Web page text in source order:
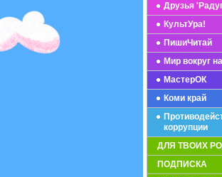
Друзья
КультУра!
ПишиЧитай
Мир вокруг
МастерОК
Коми край
коррупции
ДЛЯ ТВОИХ
ПОДПИСКА